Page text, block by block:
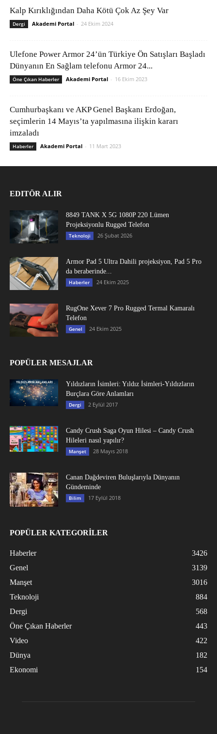
Kalp Kırıklığından Daha Kötü Çok Az Şey Var
Dergi Akademi Portal - 24 Ekim 2024
Ulefone Power Armor 24’ün Türkiye Ön Satışları Başladı
Dünyanın En Sağlam telefonu Armor 24...
Öne Çıkan Haberler Akademi Portal - 16 Ekim 2023
Cumhurbaşkanı ve AKP Genel Başkanı Erdoğan,
seçimlerin 14 Mayıs’ta yapılmasına ilişkin kararı
imzaladı
Haberler Akademi Portal - 11 Mart 2023
EDITÖR ALIR
8849 TANK X 5G 1080P 220 Lümen
Projeksiyonlu Rugged Telefon
Teknoloji 26 Şubat 2026
Armor Pad 5 Ultra Dahili projeksiyon, Pad 5 Pro
da beraberinde...
Haberler 24 Ekim 2025
RugOne Xever 7 Pro Rugged Termal Kamaralı
Telefon
Genel 24 Ekim 2025
POPÜLER MESAJLAR
Yıldızların İsimleri: Yıldız İsimleri-Yıldızların
Burçlara Göre Anlamları
Dergi 2 Eylül 2017
Candy Crush Saga Oyun Hilesi – Candy Crush
Hileleri nasıl yapılır?
Manşet 28 Mayıs 2018
Canan Dağdeviren Buluşlarıyla Dünyanın
Gündeminde
Bilim 17 Eylül 2018
POPÜLER KATEGORİLER
Haberler
3426
Genel
3139
Manşet
3016
Teknoloji
884
Dergi
568
Öne Çıkan Haberler
443
Video
422
Dünya
182
Ekonomi
154